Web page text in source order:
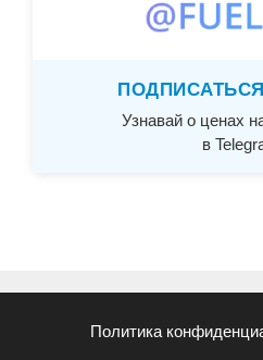
Узнавай о ценах
в
Политика